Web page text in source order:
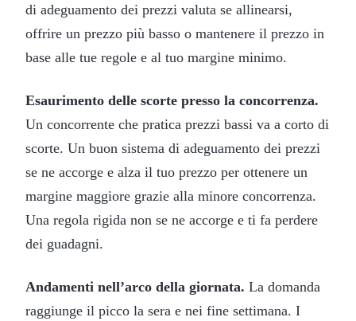
di adeguamento dei prezzi valuta se allinearsi,
offrire un prezzo più basso o mantenere il prezzo in
base alle tue regole e al tuo margine minimo.
Esaurimento delle scorte presso la concorrenza.
Un concorrente che pratica prezzi bassi va a corto di
scorte. Un buon sistema di adeguamento dei prezzi
se ne accorge e alza il tuo prezzo per ottenere un
margine maggiore grazie alla minore concorrenza.
Una regola rigida non se ne accorge e ti fa perdere
dei guadagni.
Andamenti nell’arco della giornata. La domanda
raggiunge il picco la sera e nei fine settimana. I